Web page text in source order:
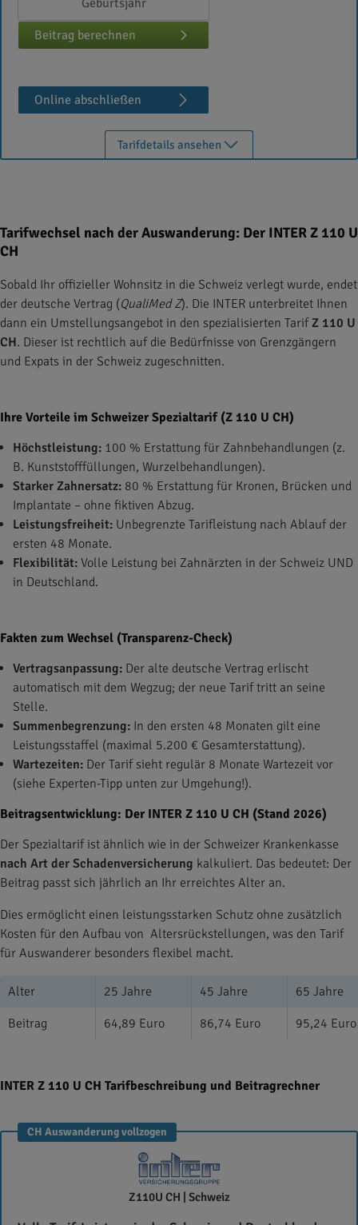
Beitrag berechnen
Online abschließen
Tarifdetails ansehen
Tarifwechsel nach der Auswanderung: Der INTER Z 110 U
CH
Sobald Ihr offizieller Wohnsitz in die Schweiz verlegt wurde, endet
der deutsche Vertrag (QualiMed Z). Die INTER unterbreitet Ihnen
dann ein Umstellungsangebot in den spezialisierten TarifZ 110 U
CH. Dieser ist rechtlich auf die Bedürfnisse von Grenzgängern
und Expats in der Schweiz zugeschnitten.
Ihre Vorteile im Schweizer Spezialtarif (Z 110 U CH)
Höchstleistung: 100 % Erstattung für Zahnbehandlungen (z.
B. Kunststofffüllungen, Wurzelbehandlungen).
Starker Zahnersatz: 80 % Erstattung für Kronen, Brücken und
Implantate – ohne fiktiven Abzug.
Leistungsfreiheit: Unbegrenzte Tarifleistung nach Ablauf der
ersten 48 Monate.
Flexibilität: Volle Leistung bei Zahnärzten in der Schweiz UND
in Deutschland.
Fakten zum Wechsel (Transparenz-Check)
Vertragsanpassung: Der alte deutsche Vertrag erlischt
automatisch mit dem Wegzug; der neue Tarif tritt an seine
Stelle.
Summenbegrenzung: In den ersten 48 Monaten gilt eine
Leistungsstaffel (maximal 5.200 € Gesamterstattung).
Wartezeiten: Der Tarif sieht regulär 8 Monate Wartezeit vor
(siehe Experten-Tipp unten zur Umgehung!).
Beitragsentwicklung: Der INTER Z 110 U CH (Stand 2026)
Der Spezialtarif ist ähnlich wie in der Schweizer Krankenkasse
nach Art der Schadenversicherung kalkuliert. Das bedeutet: Der
Beitrag passt sich jährlich an Ihr erreichtes Alter an.
Dies ermöglicht einen leistungsstarken Schutz ohne zusätzlich
Kosten für den Aufbau von Altersrückstellungen, was den Tarif
für Auswanderer besonders flexibel macht.
Alter 25 Jahre 45 Jahre
65 Jahre
Beitrag
64,89 Euro 86,74 Euro 95,24 Euro
INTER Z 110 U CH Tarifbeschreibung und Beitragrechner
CH Auswanderung vollzogen
INTER
Z110U CH | Schweiz